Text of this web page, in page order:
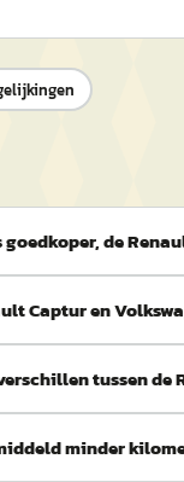
goedkoper, de
Captur en
tussen de
minder